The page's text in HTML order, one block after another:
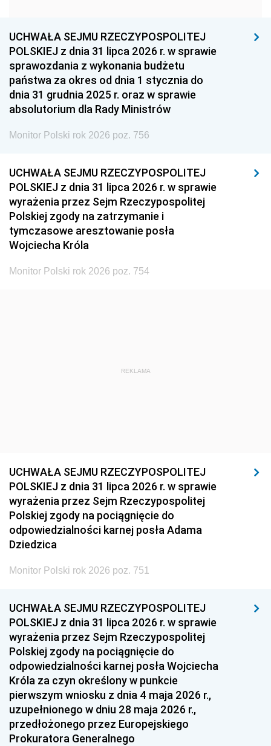
1939 1938 1937
1936 1930
UCHWAŁA SEJMU RZECZYPOSPOLITEJ
POLSKIEJ z dnia 31 lipca 2026 r. w sprawie
sprawozdania z wykonania budżetu
państwa za okres od dnia 1 stycznia do
dnia 31 grudnia 2025 r. oraz w sprawie
absolutorium dla Rady Ministrów
Monitor Polski rok 2026 poz. 756
UCHWAŁA SEJMU RZECZYPOSPOLITEJ
POLSKIEJ z dnia 31 lipca 2026 r. w sprawie
wyrażenia przez Sejm Rzeczypospolitej
Polskiej zgody na zatrzymanie i
tymczasowe aresztowanie posła
Wojciecha Króla
Monitor Polski rok 2026 poz. 754
REKLAMA
UCHWAŁA SEJMU RZECZYPOSPOLITEJ
POLSKIEJ z dnia 31 lipca 2026 r. w sprawie
wyrażenia przez Sejm Rzeczypospolitej
Polskiej zgody na pociągnięcie do
odpowiedzialności karnej posła Adama
Dziedzica
Monitor Polski rok 2026 poz. 751
UCHWAŁA SEJMU RZECZYPOSPOLITEJ
POLSKIEJ z dnia 31 lipca 2026 r. w sprawie
wyrażenia przez Sejm Rzeczypospolitej
Polskiej zgody na pociągnięcie do
odpowiedzialności karnej posła Wojciecha
Króla za czyn określony w punkcie
pierwszym wniosku z dnia 4 maja 2026 r.,
uzupełnionego w dniu 28 maja 2026 r.,
przedłożonego przez Europejskiego
Prokuratora Generalnego